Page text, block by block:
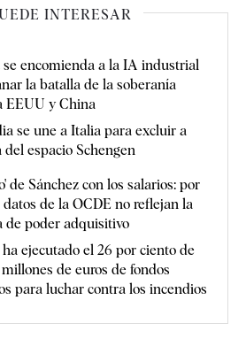
INTERESAR
se encomienda a la IA industrial
la batalla de la soberanía
EEUU y China
se une a Italia para excluir a
del espacio Schengen
de Sánchez con los salarios: por
de la OCDE no reflejan la
de poder adquisitivo
ha ejecutado el 26 por ciento de
de euros de fondos
para luchar contra los incendios